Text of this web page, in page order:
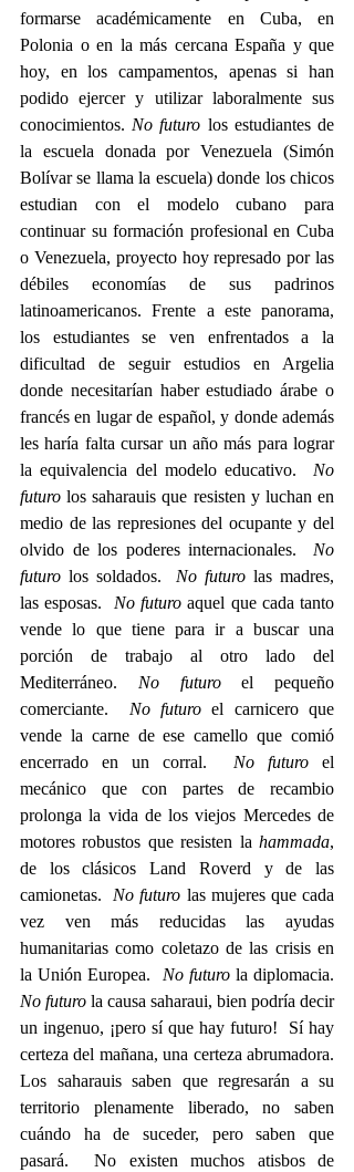
formarse académicamente en Cuba, en
Polonia o en la más cercana España y que
hoy, en los campamentos, apenas si han
podido ejercer y utilizar laboralmente sus
conocimientos. No futuro los estudiantes de
la escuela donada por Venezuela (Simón
Bolívar se llama la escuela) donde los chicos
estudian con el modelo cubano para
continuar su formación profesional en Cuba
o Venezuela, proyecto hoy represado por las
débiles economías de sus padrinos
latinoamericanos. Frente a este panorama,
los estudiantes se ven enfrentados a la
dificultad de seguir estudios en Argelia
donde necesitarían haber estudiado árabe o
francés en lugar de español, y donde además
les haría falta cursar un año más para lograr
la equivalencia del modelo educativo. No
futuro los saharauis que resisten y luchan en
medio de las represiones del ocupante y del
olvido de los poderes internacionales. No
futuro los soldados. No futuro las madres,
las esposas. No futuro aquel que cada tanto
vende lo que tiene para ir a buscar una
porción de trabajo al otro lado del
Mediterráneo. No futuro el pequeño
comerciante. No futuro el carnicero que
vende la carne de ese camello que comió
encerrado en un corral. No futuro el
mecánico que con partes de recambio
prolonga la vida de los viejos Mercedes de
motores robustos que resisten la hammada,
de los clásicos Land Roverd y de las
camionetas. No futuro las mujeres que cada
vez ven más reducidas las ayudas
humanitarias como coletazo de las crisis en
la Unión Europea. No futuro
No futuro la causa saharaui, bien podría decir
un ingenuo, ¡pero sí que hay futuro!  Sí hay
certeza del mañana, una certeza abrumadora.
Los saharauis saben que regresarán a su
territorio plenamente liberado, no saben
cuándo ha de suceder, pero saben que
pasará.  No existen muchos atisbos de